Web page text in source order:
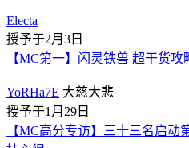
Electa
授予于2月3日
【MC第一】闪灵铁兽 超干货
YoRHa7E 大慈大悲
授予于1月29日
【MC高分专访】三十三名启动